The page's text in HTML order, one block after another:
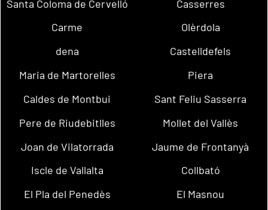
Santa Coloma de Cervelló
Casserres
Carme
Olèrdola
dena
Castelldefels
Maria de Martorelles
Piera
Caldes de Montbui
Sant Feliu Sasserra
Pere de Riudebitlles
Mollet del Vallès
Joan de Vilatorrada
Jaume de Frontanyà
Iscle de Vallalta
Collbató
El Pla del Penedès
El Masnou